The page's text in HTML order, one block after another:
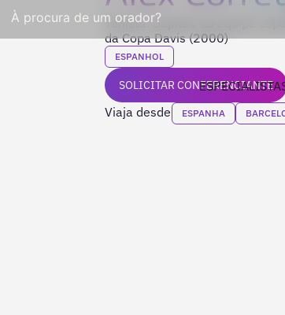
À procura de um orador?Tenista. Capitão da equipe
da Copa Davis (2000)
ESPANHOL
SOLICITAR CONFERENCIANTE
Viaja desde ESPANHA